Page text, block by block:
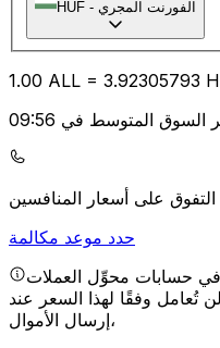
HUF - الفورنت المجري
1.00 ALL = 3.92305793
حدد موعد مكالمة
حسابات محوِّل العملات
تُعامل وفقًا لهذا السعر عند
إرسال الأموال،